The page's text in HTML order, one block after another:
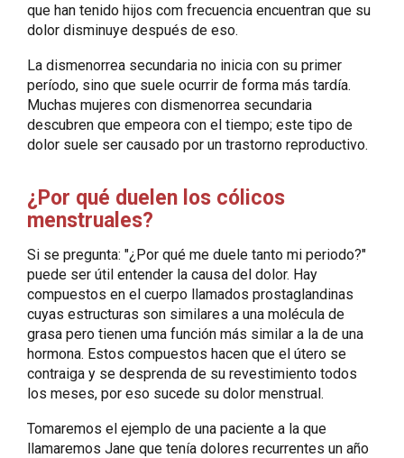
que han tenido hijos com frecuencia encuentran que su
dolor disminuye después de eso.
La dismenorrea secundaria no inicia con su primer
período, sino que suele ocurrir de forma más tardía.
Muchas mujeres con dismenorrea secundaria
descubren que empeora con el tiempo; este tipo de
dolor suele ser causado por un trastorno reproductivo.
¿Por qué duelen los cólicos
menstruales?
Si se pregunta: "¿Por qué me duele tanto mi periodo?"
puede ser útil entender la causa del dolor. Hay
compuestos en el cuerpo llamados prostaglandinas
cuyas estructuras son similares a una molécula de
grasa pero tienen uma función más similar a la de una
hormona. Estos compuestos hacen que el útero se
contraiga y se desprenda de su revestimiento todos
los meses, por eso sucede su dolor menstrual.
Tomaremos el ejemplo de una paciente a la que
llamaremos Jane que tenía dolores recurrentes un año